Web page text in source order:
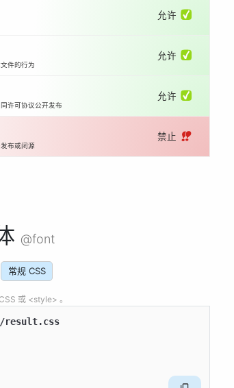
允许 ✅
件的行为
允许 ✅
许可协议公开发布
允许 ✅
布或闭源
禁止 ‼️
@font
常规 CSS
或 <style> 。
result.css